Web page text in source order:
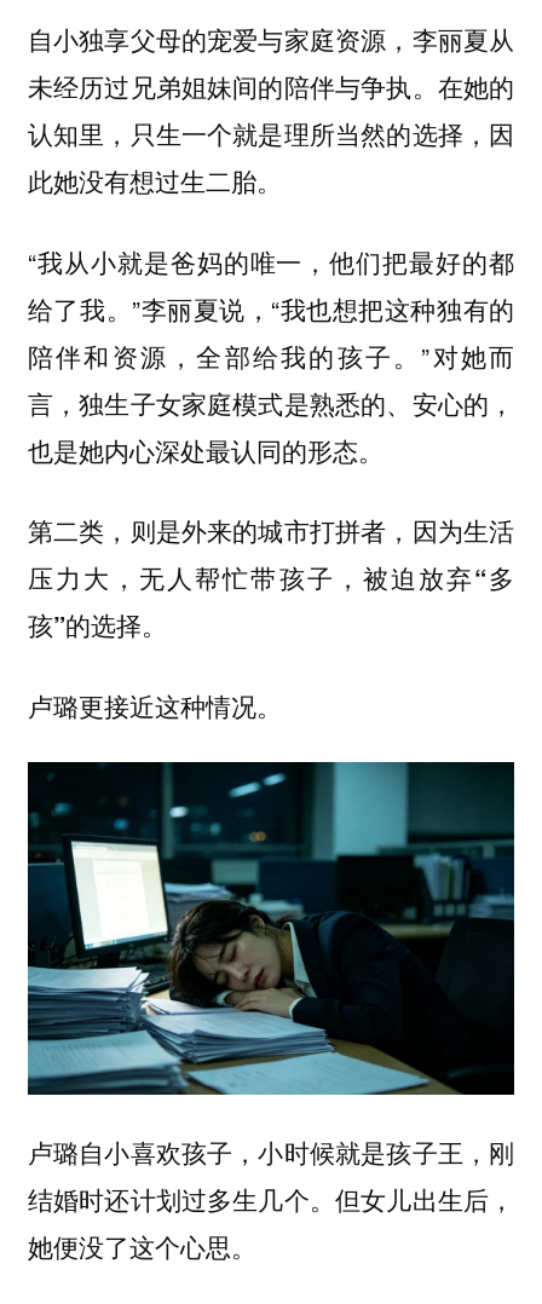
自小独享父母的宠爱与家庭资源，李丽夏从
未经历过兄弟姐妹间的陪伴与争执。在她的
认知里，只生一个就是理所当然的选择，因
此她没有想过生二胎。
“我从小就是爸妈的唯一，他们把最好的都
给了我。”李丽夏说，“我也想把这种独有的
陪伴和资源，全部给我的孩子。”对她而
言，独生子女家庭模式是熟悉的、安心的，
也是她内心深处最认同的形态。
第二类，则是外来的城市打拼者，因为生活
压力大，无人帮忙带孩子，被迫放弃“多
孩”的选择。
卢璐更接近这种情况。
卢璐自小喜欢孩子，小时候就是孩子王，刚
结婚时还计划过多生几个。但女儿出生后，
她便没了这个心思。